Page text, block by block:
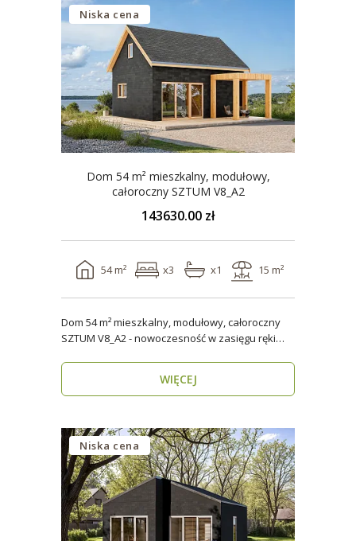
Niska cena
Dom 54 m² mieszkalny, modułowy,
całoroczny SZTUM V8_A2
143630.00 zł
54 m² x3 x1 15 m²
Dom 54 m² mieszkalny, modułowy, całoroczny
SZTUM V8_A2 - nowoczesność w zasięgu ręki
WIĘCEJ
Niska cena